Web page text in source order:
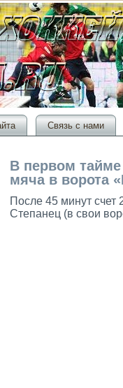
Связь с нами
В первом
мяча в ворота
После 45 минут счет
Степанец (в свои